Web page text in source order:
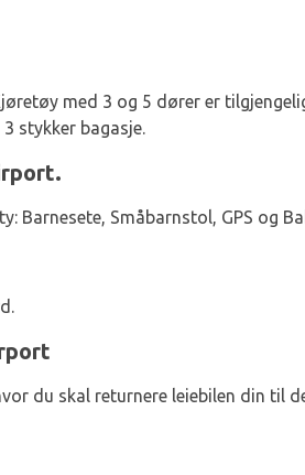
med 3 og 5 dører er
stykker bagasje.
Barnesete, Småbarnstol, GPS og
du skal returnere leiebilen din til